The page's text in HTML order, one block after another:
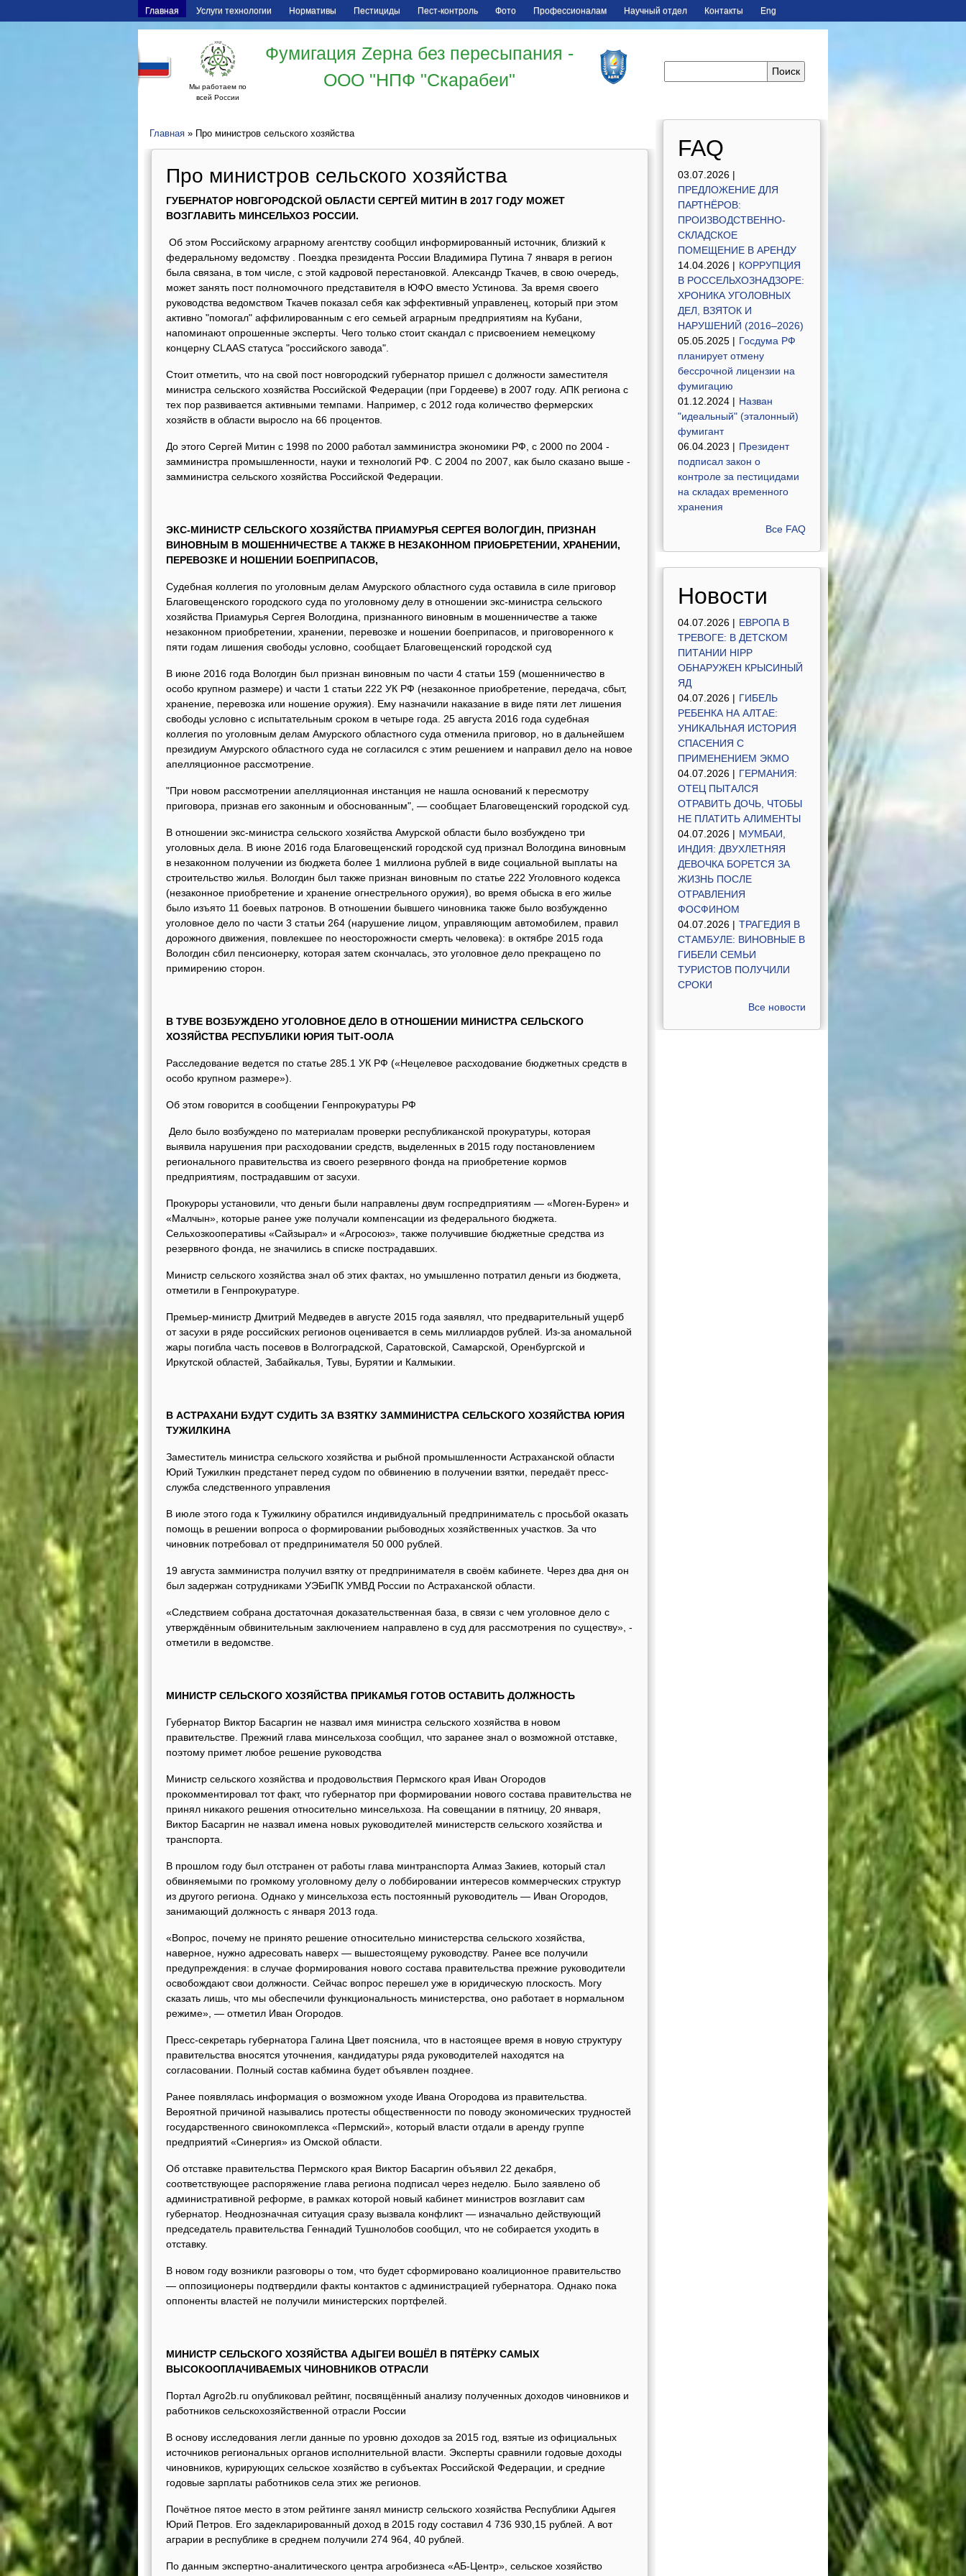
Главная Услуги технологии Нормативы Пестициды Пест-контроль Фото Профессионалам Научный отдел Контакты Eng
Мы работаем по
всей России
Фумигация Zерна без пересыпания -
ООО "НПФ "Скарабеи"
Главная » Про министров сельского хозяйства
Про министров сельского хозяйства
ГУБЕРНАТОР НОВГОРОДСКОЙ ОБЛАСТИ СЕРГЕЙ МИТИН В 2017 ГОДУ МОЖЕТ
ВОЗГЛАВИТЬ МИНСЕЛЬХОЗ РОССИИ.
Об этом Российскому аграрному агентству сообщил информированный источник, близкий к
федеральному ведомству . Поездка президента России Владимира Путина 7 января в регион
была связана, в том числе, с этой кадровой перестановкой. Александр Ткачев, в свою очередь,
может занять пост полномочного представителя в ЮФО вместо Устинова. За время своего
руководства ведомством Ткачев показал себя как эффективный управленец, который при этом
активно "помогал" аффилированным с его семьей аграрным предприятиям на Кубани,
напоминают опрошенные эксперты. Чего только стоит скандал с присвоением немецкому
концерну CLAAS статуса "российского завода".
Стоит отметить, что на свой пост новгородский губернатор пришел с должности заместителя
министра сельского хозяйства Российской Федерации (при Гордееве) в 2007 году. АПК региона с
тех пор развивается активными темпами. Например, с 2012 года количество фермерских
хозяйств в области выросло на 66 процентов.
До этого Сергей Митин с 1998 по 2000 работал замминистра экономики РФ, с 2000 по 2004 -
замминистра промышленности, науки и технологий РФ. С 2004 по 2007, как было сказано выше -
замминистра сельского хозяйства Российской Федерации.
ЭКС-МИНИСТР СЕЛЬСКОГО ХОЗЯЙСТВА ПРИАМУРЬЯ СЕРГЕЯ ВОЛОГДИН, ПРИЗНАН
ВИНОВНЫМ В МОШЕННИЧЕСТВЕ А ТАКЖЕ В НЕЗАКОННОМ ПРИОБРЕТЕНИИ, ХРАНЕНИИ,
ПЕРЕВОЗКЕ И НОШЕНИИ БОЕПРИПАСОВ,
Судебная коллегия по уголовным делам Амурского областного суда оставила в силе приговор
Благовещенского городского суда по уголовному делу в отношении экс-министра сельского
хозяйства Приамурья Сергея Вологдина, признанного виновным в мошенничестве а также
незаконном приобретении, хранении, перевозке и ношении боеприпасов, и приговоренного к
пяти годам лишения свободы условно, сообщает Благовещенский городской суд
В июне 2016 года Вологдин был признан виновным по части 4 статьи 159 (мошенничество в
особо крупном размере) и части 1 статьи 222 УК РФ (незаконное приобретение, передача, сбыт,
хранение, перевозка или ношение оружия). Ему назначили наказание в виде пяти лет лишения
свободы условно с испытательным сроком в четыре года. 25 августа 2016 года судебная
коллегия по уголовным делам Амурского областного суда отменила приговор, но в дальнейшем
президиум Амурского областного суда не согласился с этим решением и направил дело на новое
апелляционное рассмотрение.
"При новом рассмотрении апелляционная инстанция не нашла оснований к пересмотру
приговора, признав его законным и обоснованным", — сообщает Благовещенский городской суд.
В отношении экс-министра сельского хозяйства Амурской области было возбуждено три
уголовных дела. В июне 2016 года Благовещенский городской суд признал Вологдина виновным
в незаконном получении из бюджета более 1 миллиона рублей в виде социальной выплаты на
строительство жилья. Вологдин был также признан виновным по статье 222 Уголовного кодекса
(незаконное приобретение и хранение огнестрельного оружия), во время обыска в его жилье
было изъято 11 боевых патронов. В отношении бывшего чиновника также было возбужденно
уголовное дело по части 3 статьи 264 (нарушение лицом, управляющим автомобилем, правил
дорожного движения, повлекшее по неосторожности смерть человека): в октябре 2015 года
Вологдин сбил пенсионерку, которая затем скончалась, это уголовное дело прекращено по
примирению сторон.
В ТУВЕ ВОЗБУЖДЕНО УГОЛОВНОЕ ДЕЛО В ОТНОШЕНИИ МИНИСТРА СЕЛЬСКОГО
ХОЗЯЙСТВА РЕСПУБЛИКИ ЮРИЯ ТЫТ-ООЛА
Расследование ведется по статье 285.1 УК РФ («Нецелевое расходование бюджетных средств в
особо крупном размере»).
Об этом говорится в сообщении Генпрокуратуры РФ
Дело было возбуждено по материалам проверки республиканской прокуратуры, которая
выявила нарушения при расходовании средств, выделенных в 2015 году постановлением
регионального правительства из своего резервного фонда на приобретение кормов
предприятиям, пострадавшим от засухи.
Прокуроры установили, что деньги были направлены двум госпредприятиям — «Моген-Бурен» и
«Малчын», которые ранее уже получали компенсации из федерального бюджета.
Сельхозкооперативы «Сайзырал» и «Агросоюз», также получившие бюджетные средства из
резервного фонда, не значились в списке пострадавших.
Министр сельского хозяйства знал об этих фактах, но умышленно потратил деньги из бюджета,
отметили в Генпрокуратуре.
Премьер-министр Дмитрий Медведев в августе 2015 года заявлял, что предварительный ущерб
от засухи в ряде российских регионов оценивается в семь миллиардов рублей. Из-за аномальной
жары погибла часть посевов в Волгоградской, Саратовской, Самарской, Оренбургской и
Иркутской областей, Забайкалья, Тувы, Бурятии и Калмыкии.
В АСТРАХАНИ БУДУТ СУДИТЬ ЗА ВЗЯТКУ ЗАММИНИСТРА СЕЛЬСКОГО ХОЗЯЙСТВА ЮРИЯ
ТУЖИЛКИНА
Заместитель министра сельского хозяйства и рыбной промышленности Астраханской области
Юрий Тужилкин предстанет перед судом по обвинению в получении взятки, передаёт пресс-
служба следственного управления
В июле этого года к Тужилкину обратился индивидуальный предприниматель с просьбой оказать
помощь в решении вопроса о формировании рыбоводных хозяйственных участков. За что
чиновник потребовал от предпринимателя 50 000 рублей.
19 августа замминистра получил взятку от предпринимателя в своём кабинете. Через два дня он
был задержан сотрудниками УЭБиПК УМВД России по Астраханской области.
«Следствием собрана достаточная доказательственная база, в связи с чем уголовное дело с
утверждённым обвинительным заключением направлено в суд для рассмотрения по существу», -
отметили в ведомстве.
МИНИСТР СЕЛЬСКОГО ХОЗЯЙСТВА ПРИКАМЬЯ ГОТОВ ОСТАВИТЬ ДОЛЖНОСТЬ
Губернатор Виктор Басаргин не назвал имя министра сельского хозяйства в новом
правительстве. Прежний глава минсельхоза сообщил, что заранее знал о возможной отставке,
поэтому примет любое решение руководства
Министр сельского хозяйства и продовольствия Пермского края Иван Огородов
прокомментировал тот факт, что губернатор при формировании нового состава правительства не
принял никакого решения относительно минсельхоза. На совещании в пятницу, 20 января,
Виктор Басаргин не назвал имена новых руководителей министерств сельского хозяйства и
транспорта.
В прошлом году был отстранен от работы глава минтранспорта Алмаз Закиев, который стал
обвиняемыми по громкому уголовному делу о лоббировании интересов коммерческих структур
из другого региона. Однако у минсельхоза есть постоянный руководитель — Иван Огородов,
занимающий должность с января 2013 года.
«Вопрос, почему не принято решение относительно министерства сельского хозяйства,
наверное, нужно адресовать наверх — вышестоящему руководству. Ранее все получили
предупреждения: в случае формирования нового состава правительства прежние руководители
освобождают свои должности. Сейчас вопрос перешел уже в юридическую плоскость. Могу
сказать лишь, что мы обеспечили функциональность министерства, оно работает в нормальном
режиме», — отметил Иван Огородов.
Пресс-секретарь губернатора Галина Цвет пояснила, что в настоящее время в новую структуру
правительства вносятся уточнения, кандидатуры ряда руководителей находятся на
согласовании. Полный состав кабмина будет объявлен позднее.
Ранее появлялась информация о возможном уходе Ивана Огородова из правительства.
Вероятной причиной назывались протесты общественности по поводу экономических трудностей
государственного свинокомплекса «Пермский», который власти отдали в аренду группе
предприятий «Синергия» из Омской области.
Об отставке правительства Пермского края Виктор Басаргин объявил 22 декабря,
соответствующее распоряжение глава региона подписал через неделю. Было заявлено об
административной реформе, в рамках которой новый кабинет министров возглавит сам
губернатор. Неоднозначная ситуация сразу вызвала конфликт — изначально действующий
председатель правительства Геннадий Тушнолобов сообщил, что не собирается уходить в
отставку.
В новом году возникли разговоры о том, что будет сформировано коалиционное правительство
— оппозиционеры подтвердили факты контактов с администрацией губернатора. Однако пока
оппоненты властей не получили министерских портфелей.
МИНИСТР СЕЛЬСКОГО ХОЗЯЙСТВА АДЫГЕИ ВОШЁЛ В ПЯТЁРКУ САМЫХ
ВЫСОКООПЛАЧИВАЕМЫХ ЧИНОВНИКОВ ОТРАСЛИ
Портал Agro2b.ru опубликовал рейтинг, посвящённый анализу полученных доходов чиновников и
работников сельскохозяйственной отрасли России
В основу исследования легли данные по уровню доходов за 2015 год, взятые из официальных
источников региональных органов исполнительной власти. Эксперты сравнили годовые доходы
чиновников, курирующих сельское хозяйство в субъектах Российской Федерации, и средние
годовые зарплаты работников села этих же регионов.
Почётное пятое место в этом рейтинге занял министр сельского хозяйства Республики Адыгея
Юрий Петров. Его задекларированный доход в 2015 году составил 4 736 930,15 рублей. А вот
аграрии в республике в среднем получили 274 964, 40 рублей.
По данным экспертно-аналитического центра агробизнеса «АБ-Центр», сельское хозяйство
FAQ
03.07.2026 |
ПРЕДЛОЖЕНИЕ ДЛЯ
ПАРТНЁРОВ:
ПРОИЗВОДСТВЕННО-
СКЛАДСКОЕ
ПОМЕЩЕНИЕ В АРЕНДУ
14.04.2026 | КОРРУПЦИЯ
В РОССЕЛЬХОЗНАДЗОРЕ:
ХРОНИКА УГОЛОВНЫХ
ДЕЛ, ВЗЯТОК И
НАРУШЕНИЙ (2016–2026)
05.05.2025 | Госдума РФ
планирует отмену
бессрочной лицензии на
фумигацию
01.12.2024 | Назван
"идеальный" (эталонный)
фумигант
06.04.2023 | Президент
подписал закон о
контроле за пестицидами
на складах временного
хранения
Все FAQ
Новости
04.07.2026 | ЕВРОПА В
ТРЕВОГЕ: В ДЕТСКОМ
ПИТАНИИ HIPP
ОБНАРУЖЕН КРЫСИНЫЙ
ЯД
04.07.2026 | ГИБЕЛЬ
РЕБЕНКА НА АЛТАЕ:
УНИКАЛЬНАЯ ИСТОРИЯ
СПАСЕНИЯ С
ПРИМЕНЕНИЕМ ЭКМО
04.07.2026 | ГЕРМАНИЯ:
ОТЕЦ ПЫТАЛСЯ
ОТРАВИТЬ ДОЧЬ, ЧТОБЫ
НЕ ПЛАТИТЬ АЛИМЕНТЫ
04.07.2026 | МУМБАИ,
ИНДИЯ: ДВУХЛЕТНЯЯ
ДЕВОЧКА БОРЕТСЯ ЗА
ЖИЗНЬ ПОСЛЕ
ОТРАВЛЕНИЯ
ФОСФИНОМ
04.07.2026 | ТРАГЕДИЯ В
СТАМБУЛЕ: ВИНОВНЫЕ В
ГИБЕЛИ СЕМЬИ
ТУРИСТОВ ПОЛУЧИЛИ
СРОКИ
Все новости